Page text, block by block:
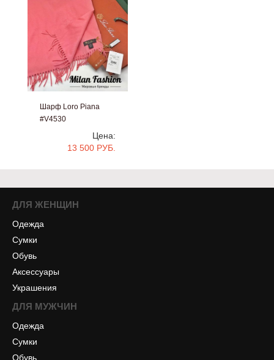
Шарф Loro Piana
#V4530
Цена:
13 500 РУБ.
ДЛЯ ЖЕНЩИН
Одежда
Сумки
Обувь
Аксессуары
Украшения
ДЛЯ МУЖЧИН
Одежда
Сумки
Обувь